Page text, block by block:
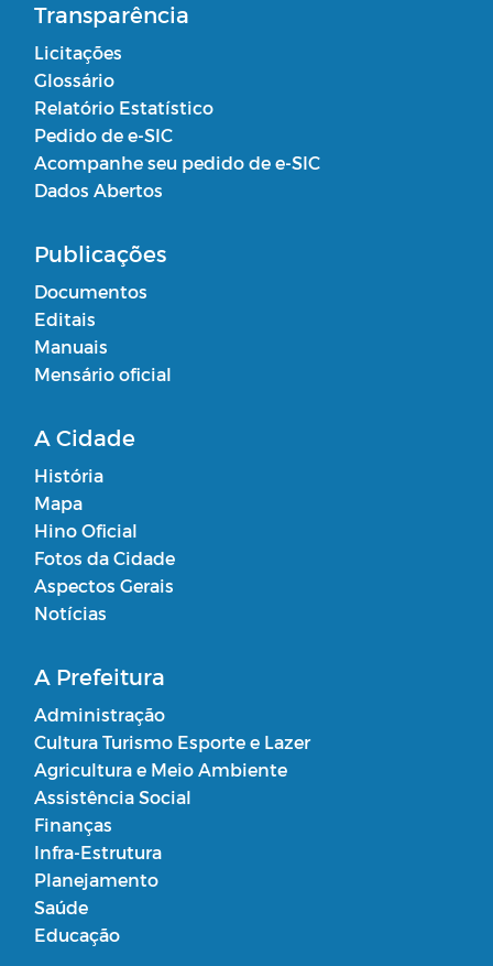
Transparência
Licitações
Glossário
Relatório Estatístico
Pedido de e-SIC
Acompanhe seu pedido de e-SIC
Dados Abertos
Publicações
Documentos
Editais
Manuais
Mensário oficial
A Cidade
História
Mapa
Hino Oficial
Fotos da Cidade
Aspectos Gerais
Notícias
A Prefeitura
Administração
Cultura Turismo Esporte e Lazer
Agricultura e Meio Ambiente
Assistência Social
Finanças
Infra-Estrutura
Planejamento
Saúde
Educação